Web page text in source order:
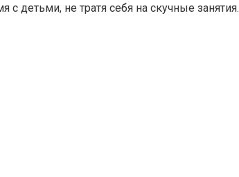
детьми, не тратя себя на скучные занятия.